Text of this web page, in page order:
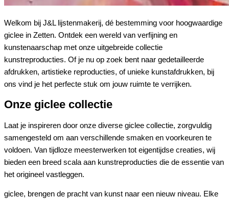
Welkom bij J&L lijstenmakerij, dé bestemming voor hoogwaardige
giclee in Zetten. Ontdek een wereld van verfijning en
kunstenaarschap met onze uitgebreide collectie
kunstreproducties. Of je nu op zoek bent naar gedetailleerde
afdrukken, artistieke reproducties, of unieke kunstafdrukken, bij
ons vind je het perfecte stuk om jouw ruimte te verrijken.
Onze giclee collectie
Laat je inspireren door onze diverse giclee collectie, zorgvuldig
samengesteld om aan verschillende smaken en voorkeuren te
voldoen. Van tijdloze meesterwerken tot eigentijdse creaties, wij
bieden een breed scala aan kunstreproducties die de essentie van
het origineel vastleggen.
giclee, brengen de pracht van kunst naar een nieuw niveau. Elke